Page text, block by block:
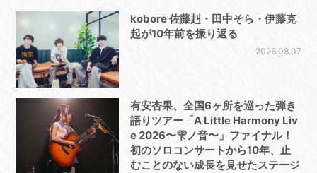
kobore 佐藤赳・田中そら・伊藤克
起が10年前を振り返る
2026.08.07
有安杏果、全国6ヶ所を巡った弾き
語りツアー「A Little Harmony Liv
e 2026〜雫ノ音〜」ファイナル！
初のソロコンサートから10年、止
むことのない成長を見せたステージ